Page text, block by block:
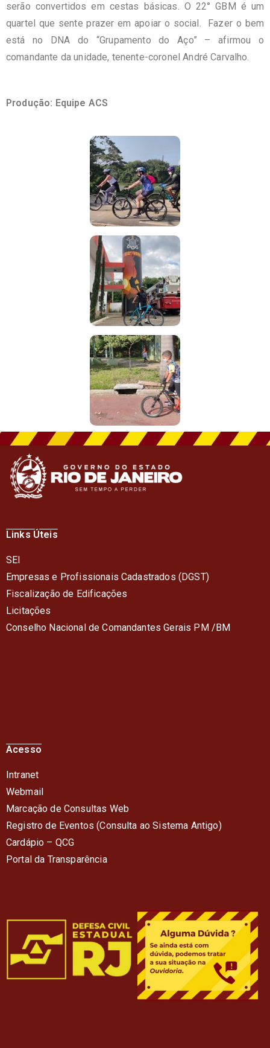
serão convertidos em cestas básicas. O 22° GBM é um
quartel que sente prazer em apoiar o social. Fazer o bem
está no DNA do “Grupamento do Aço” – afirmou o
comandante da unidade, tenente-coronel André Carvalho.
Produção: Equipe ACS
Links Úteis
SEI
Empresas e Profissionais Cadastrados (DGST)
Fiscalização de Edificações
Licitações
Conselho Nacional de Comandantes Gerais PM /BM
Acesso
Intranet
Webmail
Marcação de Consultas Web
Registro de Eventos (Consulta ao Sistema Antigo)
Cardápio – QCG
Portal da Transparência